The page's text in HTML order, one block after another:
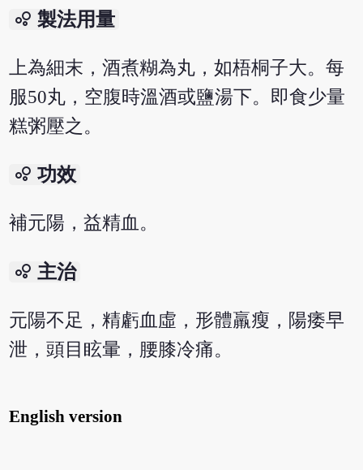
bubble_chart 製法用量
上為細末，酒煮糊為丸，如梧桐子大。每
服50丸，空腹時溫酒或鹽湯下。即食少量
糕粥壓之。
bubble_chart 功效
補元陽，益精血。
bubble_chart 主治
元陽不足，精虧血虛，形體羸瘦，陽痿早
泄，頭目眩暈，腰膝冷痛。
English version